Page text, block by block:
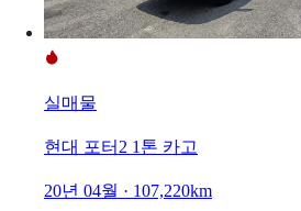
실매물
현대 포터2 1톤 카고
20년 04월 · 107,220km